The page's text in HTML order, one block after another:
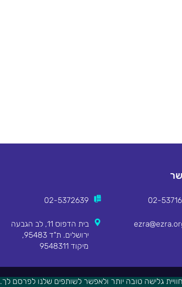
גלישה טובה יותר ולאפשר לשותפים שלנו לפרסם לך.
02-
02-5372639
בית הדפוס 11, לב הגבעה
ירושלים. ת"ד 95483,
מיקוד 9548311